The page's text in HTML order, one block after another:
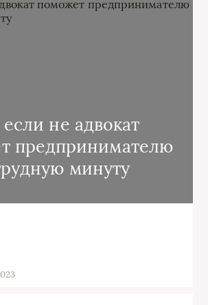
не адвокат
предпринимателю
минуту